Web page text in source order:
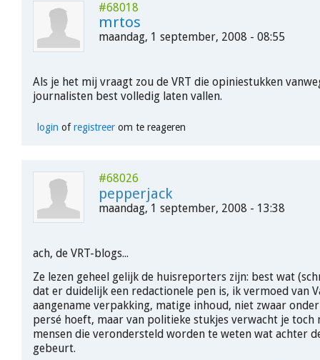
#68018
mrtos
maandag, 1 september, 2008 - 08:55
Als je het mij vraagt zou de VRT die opiniestukken
journalisten best volledig laten vallen.
login ofregistreerom te reageren
#68026
pepperjack
maandag, 1 september, 2008 - 13:38
ach, de VRT-blogs...
Ze lezen geheel gelijk de huisreporters zijn: best wat
dat er duidelijk een redactionele pen is, ik vermoed van
aangename verpakking, matige inhoud, niet zwaar
persé hoeft, maar van politieke stukjes verwacht je toch
mensen die verondersteld worden te weten wat achter
gebeurt.